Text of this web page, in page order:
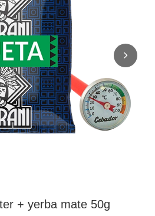
+ yerba mate 50g